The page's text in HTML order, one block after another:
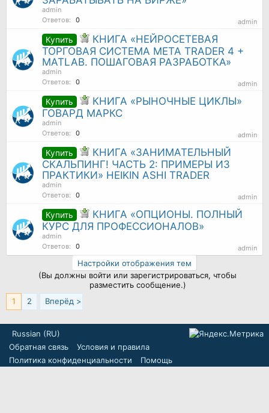
admin
Ответов:
0 admin
Купить
КНИГА «НЕЙРОСЕТЕВАЯ
ТОРГОВАЯ СИСТЕМА META TRADER 4 +
MATLAB. ПОШАГОВАЯ РАЗРАБОТКА»
admin
Ответов:
0 admin
Купить
КНИГА «РЫНОЧНЫЕ ЦИКЛЫ»
ГОВАРД МАРКС
admin
Ответов:
0 admin
Купить
КНИГА «ЗАНИМАТЕЛЬНЫЙ
СКАЛЬПИНГ! ЧАСТЬ 2: ПРИМЕРЫ ИЗ
ПРАКТИКИ» HEIKIN ASHI TRADER
admin
Ответов:
0 admin
Купить
КНИГА «ОПЦИОНЫ. ПОЛНЫЙ
КУРС ДЛЯ ПРОФЕССИОНАЛОВ»
admin
Ответов:
0 admin
Настройки отображения тем
(Вы должны войти или зарегистрироваться, чтобы
разместить сообщение.)
1
2 Вперёд >
Russian (RU)
Обратная связь
Условия и правила
Политика конфиденциальности
Помощь